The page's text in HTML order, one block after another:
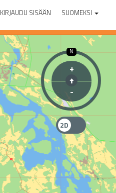
N
+
-
2D
KIRJAUDU SISÄÄN SUOMEKSI